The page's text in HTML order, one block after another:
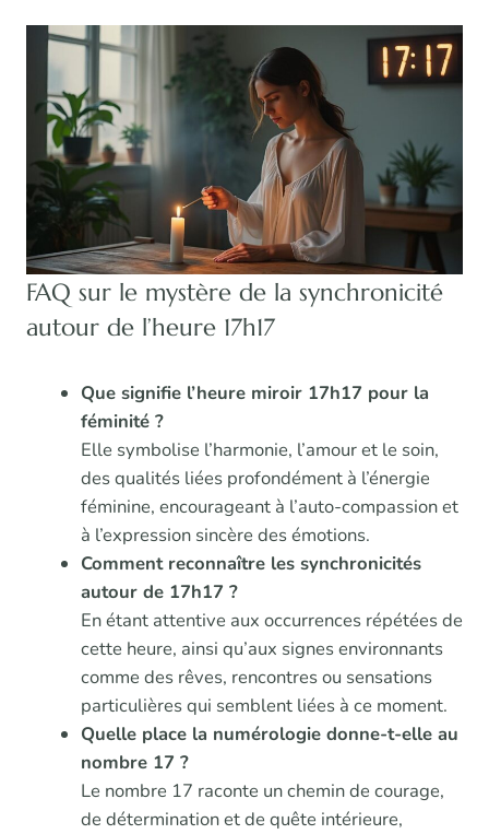
FAQ sur le mystère de la synchronicité
autour de l’heure 17h17
Que signifie l’heure miroir 17h17 pour la
féminité ?
Elle symbolise l’harmonie, l’amour et le soin,
des qualités liées profondément à l’énergie
féminine, encourageant à l’auto-compassion et
à l’expression sincère des émotions.
Comment reconnaître les synchronicités
autour de 17h17 ?
En étant attentive aux occurrences répétées de
cette heure, ainsi qu’aux signes environnants
comme des rêves, rencontres ou sensations
particulières qui semblent liées à ce moment.
Quelle place la numérologie donne-t-elle au
nombre 17 ?
Le nombre 17 raconte un chemin de courage,
de détermination et de quête intérieure,